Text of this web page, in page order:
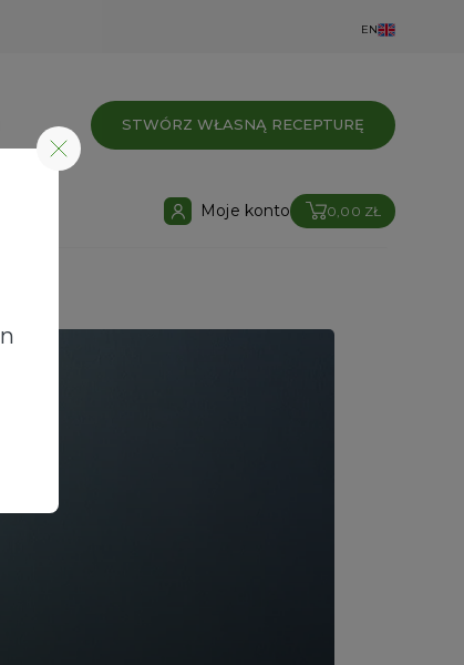
EN
STWÓRZ WŁASNĄ RECEPTURĘ
Moje konto 0,00 ZŁ